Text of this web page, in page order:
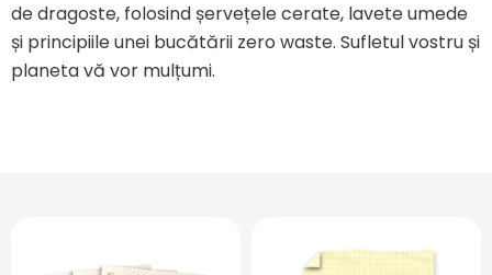
de dragoste, folosind șervețele cerate, lavete umede
și principiile unei bucătării zero waste. Sufletul vostru și
planeta vă vor mulțumi.